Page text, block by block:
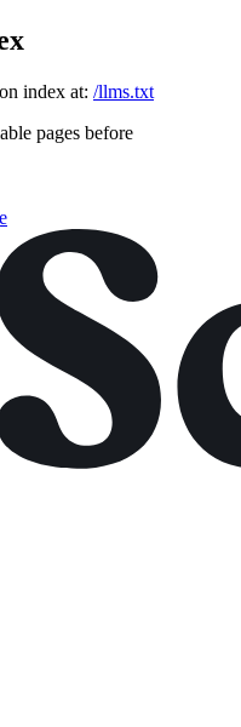
index at: /llms.txt
pages before